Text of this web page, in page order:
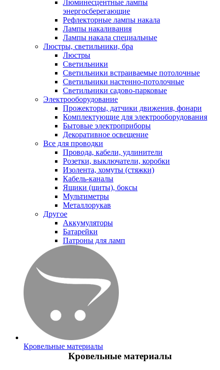
Люминесцентные лампы
энергосберегающие
Рефлекторные лампы накала
Лампы накаливания
Лампы накала специальные
Люстры, светильники, бра
Люстры
Светильники
Светильники встраиваемые потолочные
Светильники настенно-потолочные
Светильники садово-парковые
Электрооборудование
Прожекторы, датчики движения, фонари
Комплектующие для электрооборудования
Бытовые электроприборы
Декоративное освещение
Все для проводки
Провода, кабели, удлинители
Розетки, выключатели, коробки
Изолента, хомуты (стяжки)
Кабель-каналы
Ящики (щиты), боксы
Мультиметры
Металлорукав
Другое
Аккумуляторы
Батарейки
Патроны для ламп
Кровельные материалы
Кровельные материалы